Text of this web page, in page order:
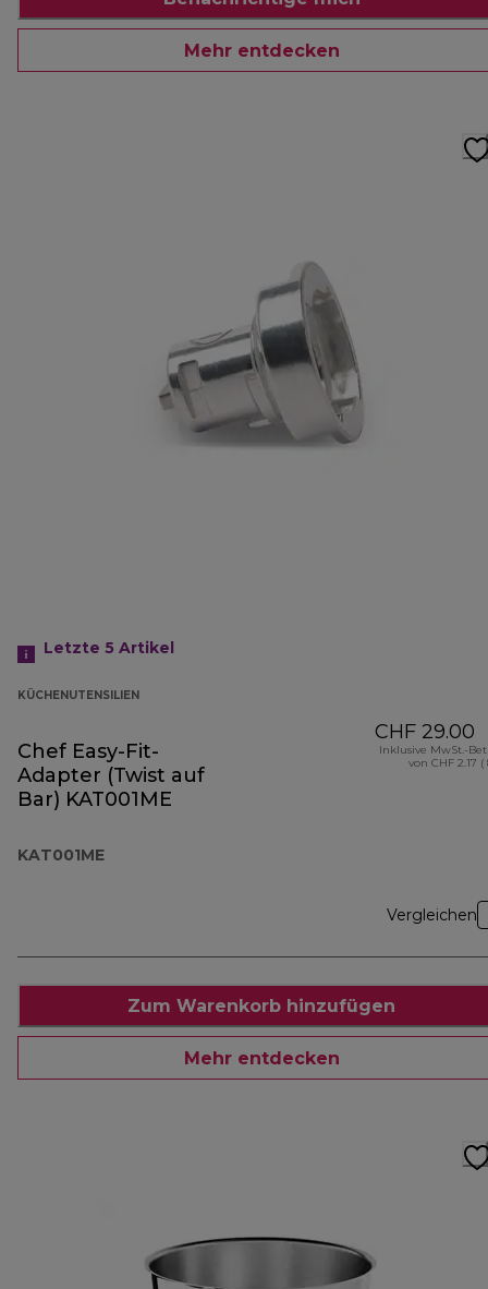
Mehr entdecken
Letzte 5 Artikel
KÜCHENUTENSILIEN
Chef Easy-Fit-
Adapter (Twist auf
Bar) KAT001ME
KAT001ME
CHF 29.00
Inklusive MwSt.-
von CHF 2.17 (
Vergleichen
Zum Warenkorb hinzufügen
Mehr entdecken